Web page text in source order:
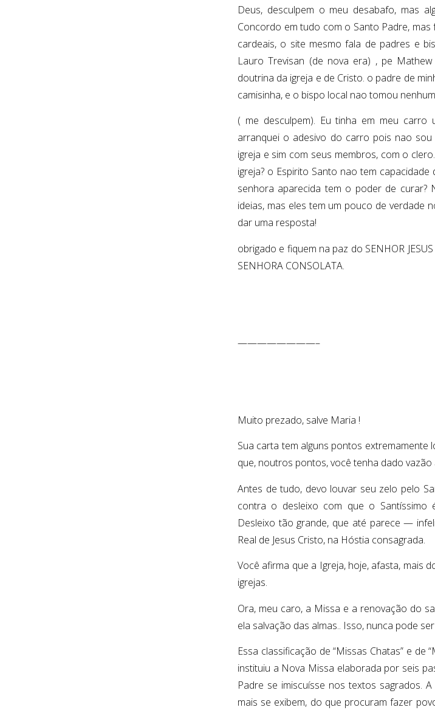
Deus, desculpem o meu desabafo, mas
Concordo em tudo com o Santo Padre,
cardeais, o site mesmo fala de padres e
Lauro Trevisan (de nova era) , pe
doutrina da igreja e de Cristo. o padre de
camisinha, e o bispo local nao tomou
( me desculpem). Eu tinha em meu carro
arranquei o adesivo do carro pois nao
igreja e sim com seus membros, com o
igreja? o Espirito Santo nao tem
senhora aparecida tem o poder de curar?
ideias, mas eles tem um pouco de verdade
dar uma resposta!
obrigado e fiquem na paz do SENHOR
SENHORA CONSOLATA.
————————–
Muito prezado, salve Maria !
Sua carta tem alguns pontos extremamente
que, noutros pontos, você tenha dado
Antes de tudo, devo louvar seu zelo pelo
contra o desleixo com que o Santíssimo
Desleixo tão grande, que até parece —
Real de Jesus Cristo, na Hóstia consagrada.
Você afirma que a Igreja, hoje, afasta, mais
igrejas.
Ora, meu caro, a Missa e a renovação do
ela salvação das almas.. Isso, nunca pode ser
Essa classificação de “Missas Chatas” e de
instituiu a Nova Missa elaborada por seis
Padre se imiscuísse nos textos sagrados.
mais se exibem, do que procuram fazer